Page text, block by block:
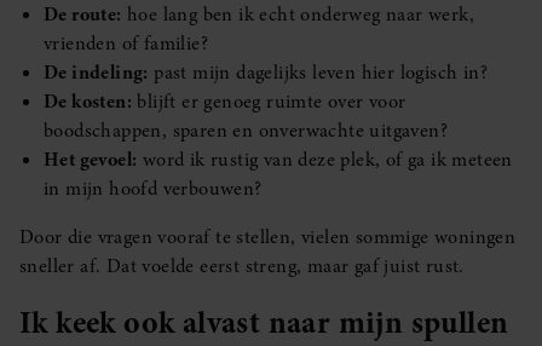
De route: hoe lang ben ik echt onderweg naar werk,
vrienden of familie?
De indeling: past mijn dagelijks leven hier logisch in?
De kosten: blijft er genoeg ruimte over voor
boodschappen, sparen en onverwachte uitgaven?
Het gevoel: word ik rustig van deze plek, of ga ik meteen
in mijn hoofd verbouwen?
Door die vragen vooraf te stellen, vielen sommige woningen
sneller af. Dat voelde eerst streng, maar gaf juist rust.
Ik keek ook alvast naar mijn spullen